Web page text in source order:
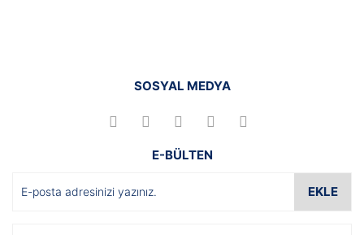
SOSYAL MEDYA
E-BÜLTEN
EKLE